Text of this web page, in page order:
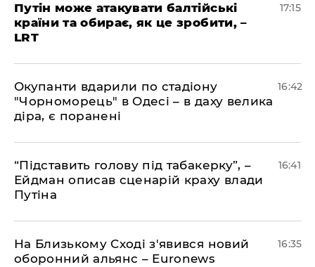
​Путін може атакувати балтійські
країни та обирає, як це зробити, –
LRT
17:15
​Окупанти вдарили по стадіону
"Чорноморець" в Одесі – в даху велика
діра, є поранені
16:42
​“Підставить голову під табакерку”, –
Ейдман описав сценарій краху влади
Путіна
16:41
На Близькому Сході з'явився новий
оборонний альянс – Euronews
16:35